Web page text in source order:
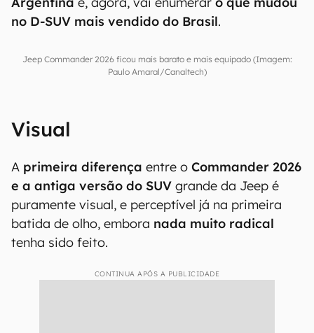
no D-SUV mais vendido do Brasil.
Jeep Commander 2026 ficou mais barato e mais equipado (Imagem:
Paulo Amaral/Canaltech)
Visual
A primeira diferença entre o Commander 2026
e a antiga versão do SUV grande da Jeep é
puramente visual, e perceptível já na primeira
batida de olho, embora nada muito radical
tenha sido feito.
CONTINUA APÓS A PUBLICIDADE